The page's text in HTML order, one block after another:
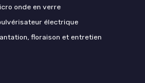
onde en verre
électrique
floraison et entretien